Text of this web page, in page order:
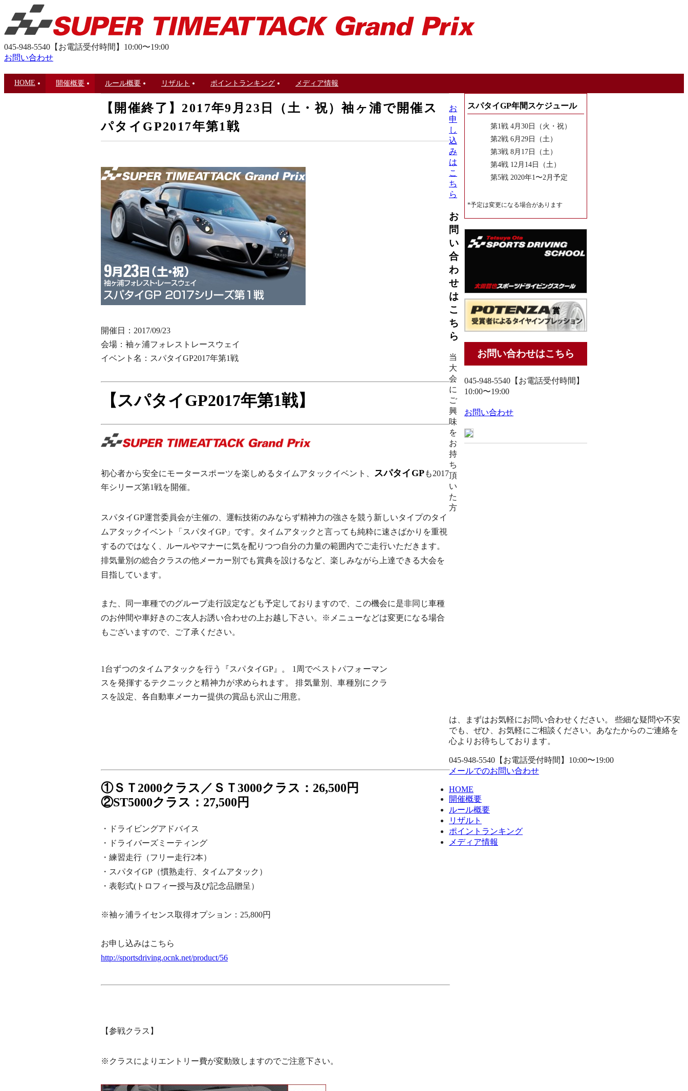
045-948-5540 【お電話受付時間】10:00〜19:00
お問い合わせ
HOME 開催概要 ルール概要 リザルト ポイントランキング メディア情報
【開催終了】2017年9月23日（土・祝）袖ヶ浦で開催ス
パタイGP2017年第1戦
開催日：2017/09/23
会場：袖ヶ浦フォレストレースウェイ
イベント名：スパタイGP2017年第1戦
【スパタイGP2017年第1戦】
初心者から安全にモータースポーツを楽しめるタイムアタックイベント、 スパタイGPも2017
年シリーズ第1戦を開催。
スパタイGP運営委員会が主催の、運転技術のみならず精神力の強さを競う新しいタイプのタイ
ムアタックイベント「スパタイGP」です。タイムアタックと言っても純粋に速さばかりを重視
するのではなく、ルールやマナーに気を配りつつ自分の力量の範囲内でご走行いただきます。
排気量別の総合クラスの他メーカー別でも賞典を設けるなど、楽しみながら上達できる大会を
目指しています。
また、同一車種でのグループ走行設定なども予定しておりますので、この機会に是非同じ車種
のお仲間や車好きのご友人お誘い合わせの上お越し下さい。※メニューなどは変更になる場合
もございますので、ご了承ください。
1台ずつのタイムアタックを行う『スパタイGP』。 1周でベストパフォーマン
スを発揮するテクニックと精神力が求められます。 排気量別、車種別にクラ
スを設定、各自動車メーカー提供の賞品も沢山ご用意。
①ＳＴ2000クラス／ＳＴ3000クラス：26,500円
②ST5000クラス：27,500円
・ドライビングアドバイス
・ドライバーズミーティング
・練習走行（フリー走行2本）
・スパタイGP（慣熟走行、タイムアタック）
・表彰式(トロフィー授与及び記念品贈呈）
※袖ヶ浦ライセンス取得オプション：25,800円
お申し込みはこちら
http://sportsdriving.ocnk.net/product/56
【参戦クラス】
※クラスによりエントリー費が変動致しますのでご注意下さい。
スパタイGP年間スケジュール
第1戦 4月30日（火・祝）
第2戦 6月29日（土）
第3戦 8月17日（土）
第4戦 12月14日（土）
第5戦 2020年1〜2月予定
*予定は変更になる場合があります
お問い合わせはこちら
045-948-5540 【お電話受付時間】
10:00〜19:00
お問い合わせ
お
申
し
込
み
は
こ
ち
ら
お
問
い
合
わ
せ
は
こ
ち
ら
当
大
会
に
ご
興
味
を
お
持
ち
頂
い
た
方
は、まずはお気軽にお問い合わせください。 些細な疑問や不安
でも、ぜひ、お気軽にご相談ください。あなたからのご連絡を
心よりお待ちしております。
045-948-5540 【お電話受付時間】10:00〜19:00
メールでのお問い合わせ
HOME
開催概要
ルール概要
リザルト
ポイントランキング
メディア情報